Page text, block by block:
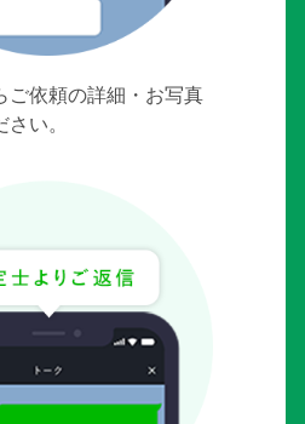
ご依頼の詳細・お写真
い。